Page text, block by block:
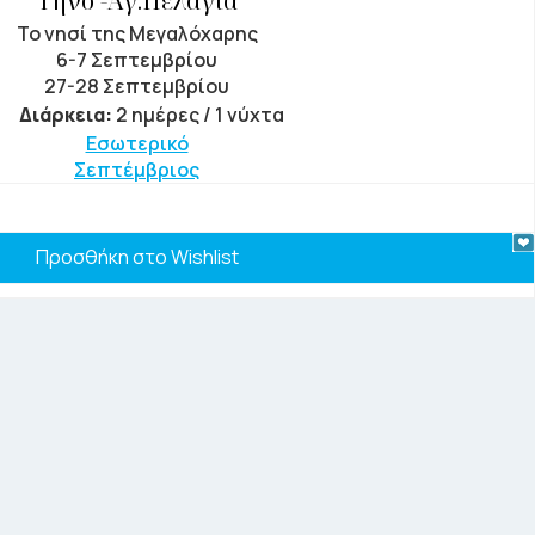
Το νησί της Μεγαλόχαρης
6-7 Σεπτεμβρίου
27-28 Σεπτεμβρίου
Διάρκεια: 2 ημέρες / 1 νύχτα
Εσωτερικό
Σεπτέμβριος
Προσθήκη στο Wishlist